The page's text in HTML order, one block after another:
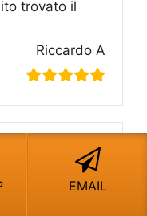
trovato il
Riccardo A
EMAIL